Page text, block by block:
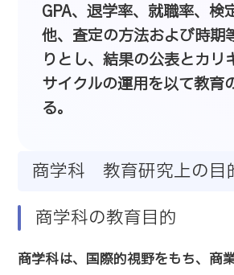
GPA、退学率、就職率、検
他、査定の方法および時期
りとし、結果の公表とカリ
サイクルの運用を以て教育
る。
商学科 教育研究上の目
商学科の教育目的
商学科は、国際的視野をもち、商